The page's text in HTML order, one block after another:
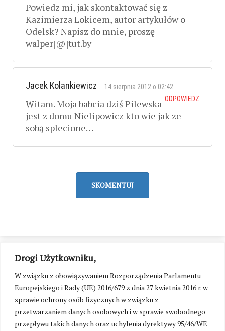
Drogi Użytkowniku,
W związku z obowiązywaniem Rozporządzenia Parlamentu
Europejskiego i Rady (UE) 2016/679 z dnia 27 kwietnia 2016 r. w
sprawie ochrony osób fizycznych w związku z
przetwarzaniem danych osobowych i w sprawie swobodnego
przepływu takich danych oraz uchylenia dyrektywy 95/46/WE
Powiedz mi, jak skontaktować się z
Kazimierza Lokicem, autor artykułów o
Odelsk? Napisz do mnie, proszę
walper[@]tut.by
Jacek Kolankiewicz
14 sierpnia 2012 o 02:42
ODPOWIEDZ
Witam. Moja babcia dziś Pilewska
jest z domu Nielipowicz kto wie jak ze
sobą splecione…
SKOMENTUJ